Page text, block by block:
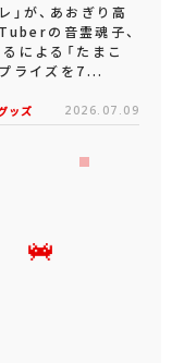
」が、あおぎり高
の音霊魂子、
による「たまこ
ライズを7...
ッズ 2026.07.09